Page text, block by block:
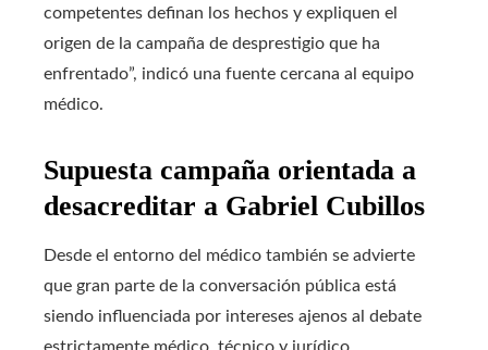
competentes definan los hechos y expliquen el
origen de la campaña de desprestigio que ha
enfrentado”, indicó una fuente cercana al equipo
médico.
Supuesta campaña orientada a
desacreditar a Gabriel Cubillos
Desde el entorno del médico también se advierte
que gran parte de la conversación pública está
siendo influenciada por intereses ajenos al debate